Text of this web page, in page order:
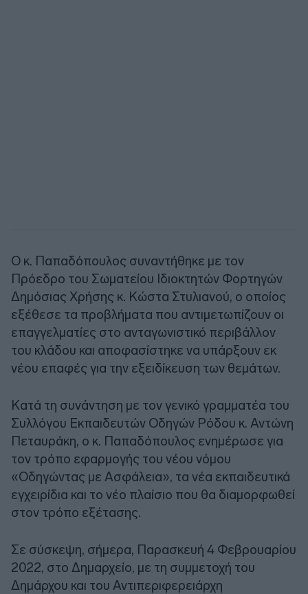
Ο κ. Παπαδόπουλος συναντήθηκε με τον
Πρόεδρο του Σωματείου Ιδιοκτητών Φορτηγών
Δημόσιας Χρήσης κ. Κώστα Στυλιανού, ο οποίος
εξέθεσε τα προβλήματα που αντιμετωπίζουν οι
επαγγελματίες στο ανταγωνιστικό περιβάλλον
του κλάδου και αποφασίστηκε να υπάρξουν εκ
νέου επαφές για την εξειδίκευση των θεμάτων.
Κατά τη συνάντηση με τον γενικό γραμματέα του
Συλλόγου Εκπαιδευτών Οδηγών Ρόδου κ. Αντώνη
Πεταυράκη, ο κ. Παπαδόπουλος ενημέρωσε για
τον τρόπο εφαρμογής του νέου νόμου
«Οδηγώντας με Ασφάλεια», τα νέα εκπαιδευτικά
εγχειρίδια και το νέο πλαίσιο που θα διαμορφωθεί
στον τρόπο εξέτασης.
Σε σύσκεψη, σήμερα, Παρασκευή 4 Φεβρουαρίου
2022, στο Δημαρχείο, με τη συμμετοχή του
Δημάρχου και του Αντιπεριφερειάρχη